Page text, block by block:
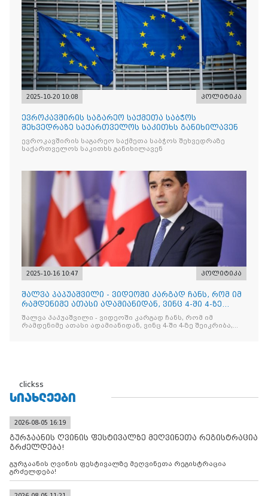
2025-10-20 10:08 პოლიტიკა
ევროკავშირის საგარეო საქმეთა საბჭოს
შეხვედრაზე საქართველოს საკითხს განიხილავენ
ევროკავშირის საგარეო საქმეთა საბჭოს შეხვედრაზე
საქართველოს საკითხს განიხილავენ
2025-10-16 10:47 პოლიტიკა
შალვა პაპუაშვილი - ვიდეოში კარგად ჩანს, რომ იმ
რამდენიმე ათასი ადამიანიდან, ვინც 4-ში 4-ზე
შეიკრიბა,
შალვა პაპუაშვილი - ვიდეოში კარგად ჩანს, რომ იმ
რამდენიმე ათასი ადამიანიდან, ვინც 4-ში 4-ზე შეიკრიბა,
clickss
ᲡᲘᲐᲮᲚᲔᲔᲑᲘ
2026-08-05 16:19
გურჯაანის ღვინის ფესტივალზე მეღვინეთა რეგისტრაცია
გრძელდება!
გურჯაანის ღვინის ფესტივალზე მეღვინეთა რეგისტრაცია
გრძელდება!